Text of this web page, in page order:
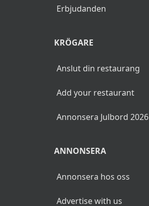
Erbjudanden
KRÖGARE
Anslut din restaurang
Add your restaurant
Annonsera Julbord 2026
ANNONSERA
Annonsera hos oss
Advertise with us